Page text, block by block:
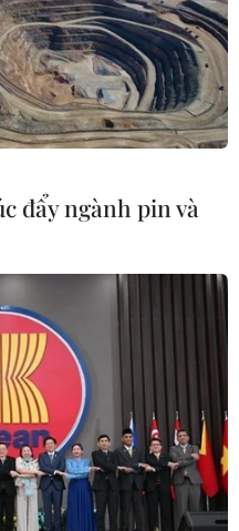
May không thay
May sẽ không thay
trong chính phủ của
đẩy ngành pin và